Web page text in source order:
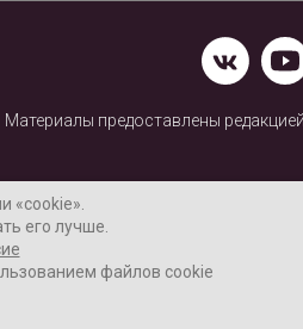
Материалы предоставлены
Нашли ошибку? Выделите ее и
«cookie».
его лучше.
файлов cookie